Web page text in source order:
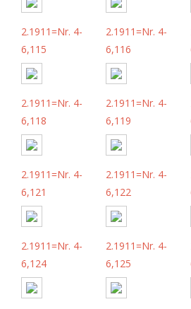
2.1911=Nr. 4-
6,115
2.1911=Nr. 4-
6,116
2.1911=Nr. 4-
6,118
2.1911=Nr. 4-
6,119
2.1911=Nr. 4-
6,121
2.1911=Nr. 4-
6,122
2.1911=Nr. 4-
6,124
2.1911=Nr. 4-
6,125